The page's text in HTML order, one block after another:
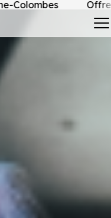
Offre de